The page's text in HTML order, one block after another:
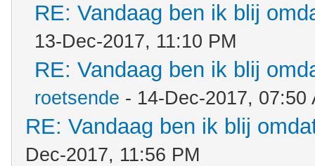
RE: Vandaag ben ik blij
13-Dec-2017, 11:10 PM
RE: Vandaag ben ik blij
roetsende - 14-Dec-2017, 07:50
RE: Vandaag ben ik blij
Dec-2017, 11:56 PM